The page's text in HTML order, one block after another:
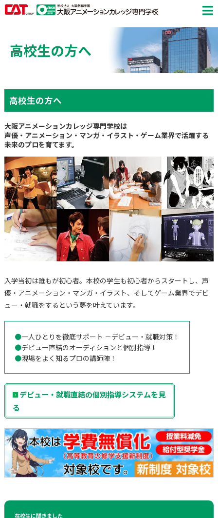
高校生の方へ
高校生の方へ
大阪アニメーションカレッジ専門学校は
声優・アニメーション・マンガ・イラスト・ゲーム業界で活躍する
未来のプロを育てます。
入学当初は誰もが初心者。本校の学生も初心者からスタートし、声
優・アニメーション・マンガ・イラスト、そしてゲーム業界でデビ
ュー・就職をするという夢を叶えています。
●一人ひとりを徹底サポート －デビュー・就職対策！
●デビュー直結のオーディションと個別指導！
●現場をよく知るプロの講師陣！
デビュー・就職直結の個別指導システムを見
る
在校生に聞きました